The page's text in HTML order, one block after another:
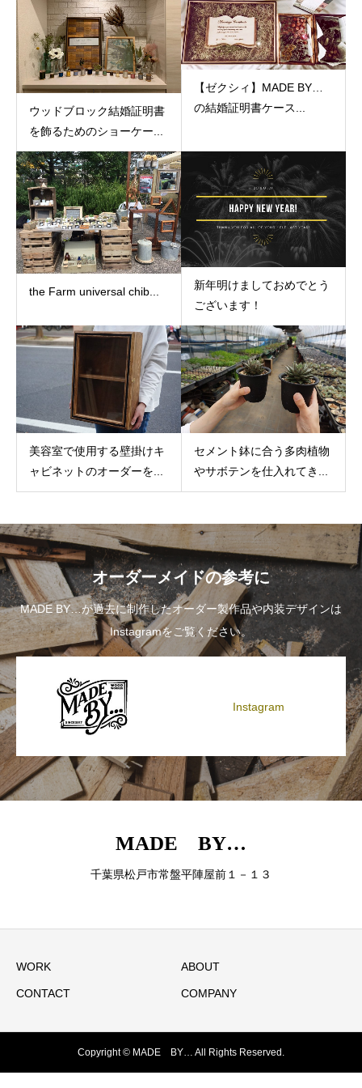
ウッドブロック結婚証明書
を飾るためのショーケー...
【ゼクシィ】MADE BY…
の結婚証明書ケース...
the Farm universal chib...
新年明けましておめでとう
ございます！
美容室で使用する壁掛けキ
ャビネットのオーダーを...
セメント鉢に合う多肉植物
やサボテンを仕入れてき...
オーダーメイドの参考に
MADE BY…が過去に制作したオーダー製作品や内装デザインは
Instagramをご覧ください。
Instagram
MADE BY…
千葉県松戸市常盤平陣屋前１－１３
WORK ABOUT
CONTACT COMPANY
Copyright © MADE BY… All Rights Reserved.